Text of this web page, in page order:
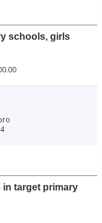
schools, girls
target primary